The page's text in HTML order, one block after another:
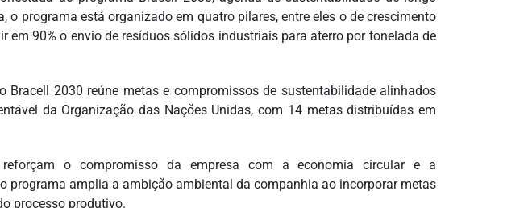
o programa está organizado em quatro pilares, entre eles o de crescimento
em 90% o envio de resíduos sólidos industriais para aterro por tonelada de
2030 reúne metas e compromissos de sustentabilidade alinhados
da Organização das Nações Unidas, com 14 metas distribuídas em
o compromisso da empresa com a economia circular e a
programa amplia a ambição ambiental da companhia ao incorporar metas
processo produtivo.